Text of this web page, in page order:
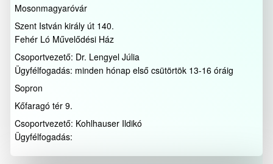
Mosonmagyaróvár
Szent István király út 140.
Fehér Ló Művelődési Ház
Csoportvezető: Dr. Lengyel Júlia
Ügyfélfogadás: minden hónap első csütörtök 13-16 óráig
Sopron
Kőfaragó tér 9.
Csoportvezető: Kohlhauser Ildikó
Ügyfélfogadás: